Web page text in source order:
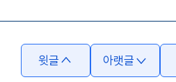
윗글 아랫글